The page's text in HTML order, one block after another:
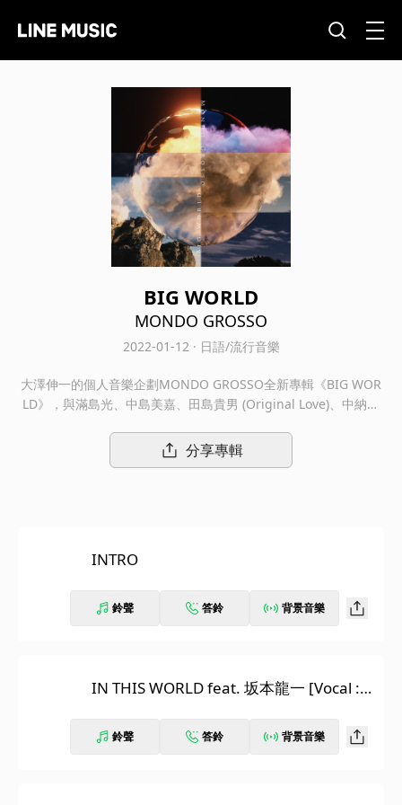
BIG WORLD
MONDO GROSSO
2022-01-12 · 日語/流行音樂
大澤伸一的個人音樂企劃MONDO GROSSO全新專輯《BIG WOR
LD》，與滿島光、中島美嘉、田島貴男 (Original Love)、中納良
a)、PORIN (Awesome City Club)、CHAI、ermhoi (Black Boboi
/ millennium parade)、DONGURIZU、RHYME等多位超豪華客
分享專輯
INTRO
鈴聲 答鈴 背景音樂
IN THIS WORLD feat. 坂本龍一 [Vocal :
鈴聲 答鈴 背景音樂